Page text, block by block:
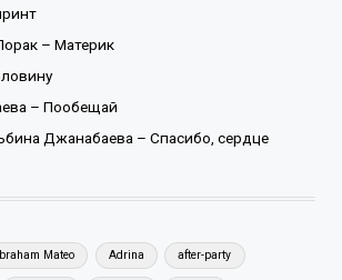
– Материк
– Пообещай
Джанабаева – Спасибо, сердце
Mateo Adrina after-party